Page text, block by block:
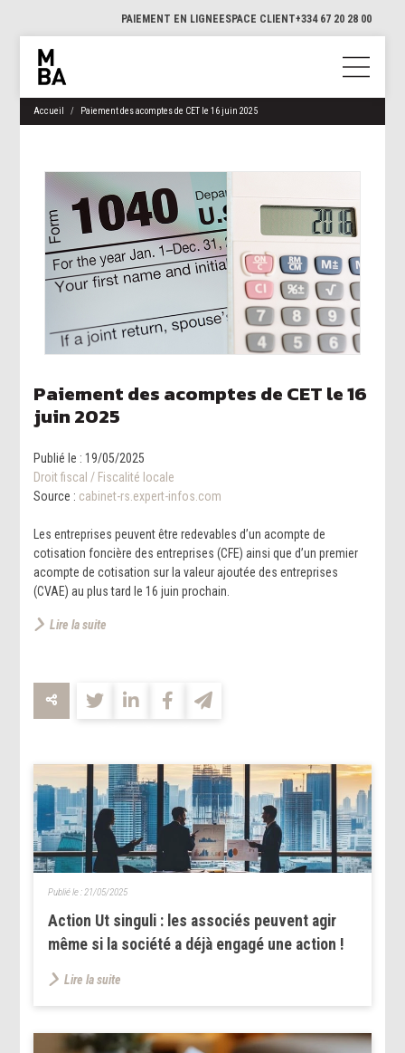
PAIEMENT EN LIGNEESPACE CLIENT+334 67 20 28 00
Accueil Paiement des acomptes de CET le 16 juin 2025
Paiement des acomptes de CET le 16
juin 2025
Publié le :19/05/2025
Droit fiscal / Fiscalité locale
Source : cabinet-rs.expert-infos.com
Les entreprises peuvent être redevables d’un acompte de
cotisation foncière des entreprises (CFE) ainsi que d’un premier
acompte de cotisation sur la valeur ajoutée des entreprises
(CVAE) au plus tard le 16 juin prochain.
Lire la suite
Action Ut singuli : les associés peuvent agir
même si la société a déjà engagé une action !
Publié le : 21/05/2025
Lire la suite